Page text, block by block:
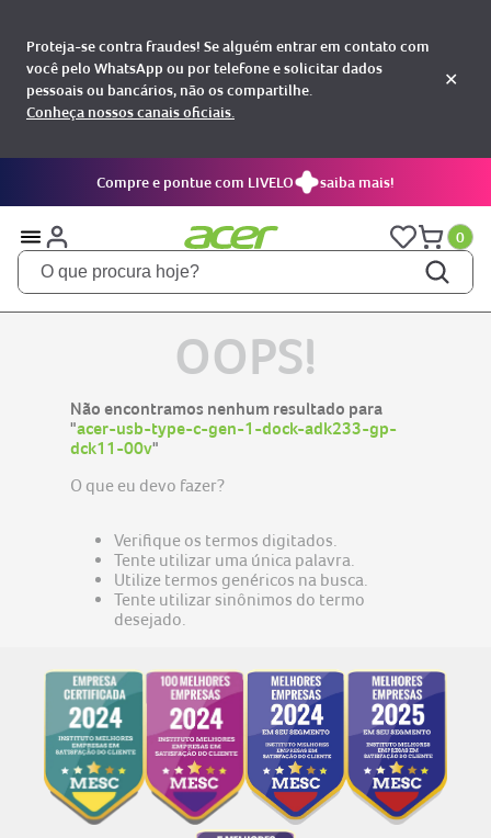
Proteja-se contra fraudes! Se alguém entrar em contato com
você pelo WhatsApp ou por telefone e solicitar dados
pessoais ou bancários, não os compartilhe.
Conheça nossos canais oficiais.
✕
Compre e pontue com LIVELO saiba mais!
0
O que procura hoje?
TERMOS MAIS BUSCADOS
aspire 5
predator
nitro v15
acer nitro v15
notebook gamer acer nitro v15
fonte
OOPS!
Não encontramos nenhum resultado para
"acer-usb-type-c-gen-1-dock-adk233-gp-
dck11-00v"
O que eu devo fazer?
Verifique os termos digitados.
Tente utilizar uma única palavra.
Utilize termos genéricos na busca.
Tente utilizar sinônimos do termo
desejado.